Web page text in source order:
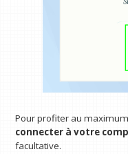
Pour profiter au
connecter à votre
facultative.